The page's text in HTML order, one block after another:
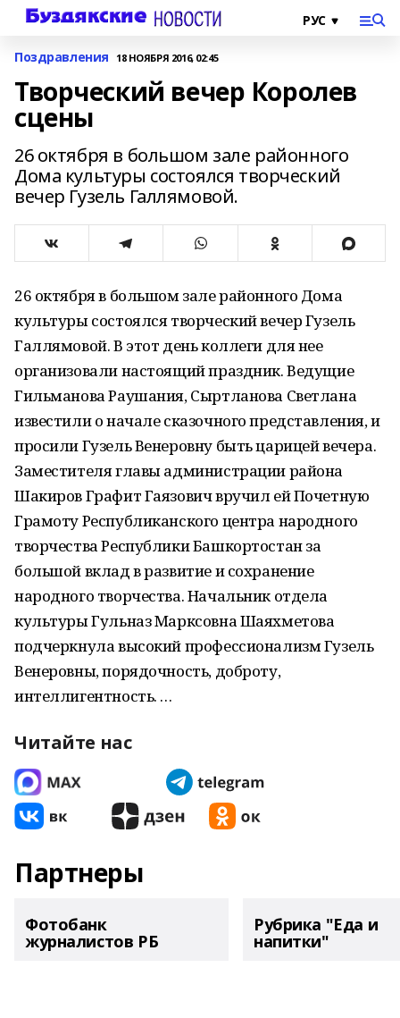
Поздравления 18 НОЯБРЯ 2016, 02:45
Творческий вечер Королев
сцены
26 октября в большом зале районного
Дома культуры состоялся творческий
вечер Гузель Галлямовой.
26 октября в большом зале районного Дома
культуры состоялся творческий вечер Гузель
Галлямовой. В этот день коллеги для нее
организовали настоящий праздник. Ведущие
Гильманова Раушания, Сыртланова Светлана
известили о начале сказочного представления, и
просили Гузель Венеровну быть царицей вечера.
Заместителя главы администрации района
Шакиров Графит Гаязович вручил ей Почетную
Грамоту Республиканского центра народного
творчества Республики Башкортостан за
большой вклад в развитие и сохранение
народного творчества. Начальник отдела
культуры Гульназ Марксовна Шаяхметова
подчеркнула высокий профессионализм Гузель
Венеровны, порядочность, доброту,
интеллигентность. …
Читайте нас
Партнеры
Фотобанк
журналистов РБ
Рубрика "Еда и
напитки"